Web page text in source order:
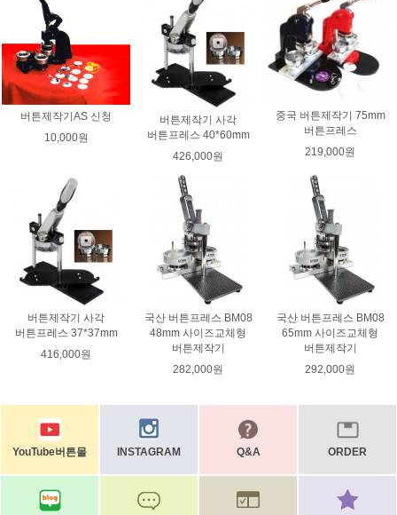
버튼제작기AS 신청
10,000원
버튼제작기 사각
버튼프레스 40*60mm
426,000원
중국 버튼제작기 75mm
버튼프레스
219,000원
버튼제작기 사각
버튼프레스 37*37mm
416,000원
국산 버튼프레스 BM08
48mm 사이즈교체형
버튼제작기
282,000원
국산 버튼프레스 BM08
65mm 사이즈교체형
버튼제작기
292,000원
YouTube버튼몰 INSTAGRAM Q&A ORDER